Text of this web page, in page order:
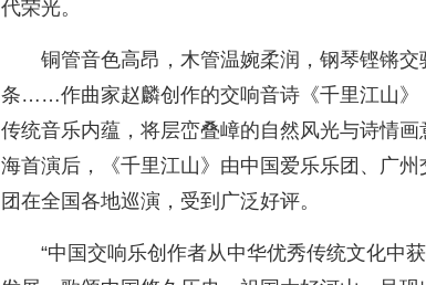
代荣光。
铜管音色高昂，木管温婉柔润，钢琴铿锵
条……作曲家赵麟创作的交响音诗《千里江山》
传统音乐内蕴，将层峦叠嶂的自然风光与诗情
海首演后，《千里江山》由中国爱乐乐团、广
团在全国各地巡演，受到广泛好评。
“中国交响乐创作者从中华优秀传统文化中